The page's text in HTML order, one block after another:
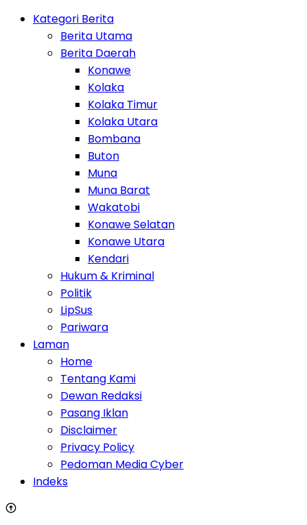
Kategori Berita
Berita Utama
Berita Daerah
Konawe
Kolaka
Kolaka Timur
Kolaka Utara
Bombana
Buton
Muna
Muna Barat
Wakatobi
Konawe Selatan
Konawe Utara
Kendari
Hukum & Kriminal
Politik
LipSus
Pariwara
Laman
Home
Tentang Kami
Dewan Redaksi
Pasang Iklan
Disclaimer
Privacy Policy
Pedoman Media Cyber
Indeks